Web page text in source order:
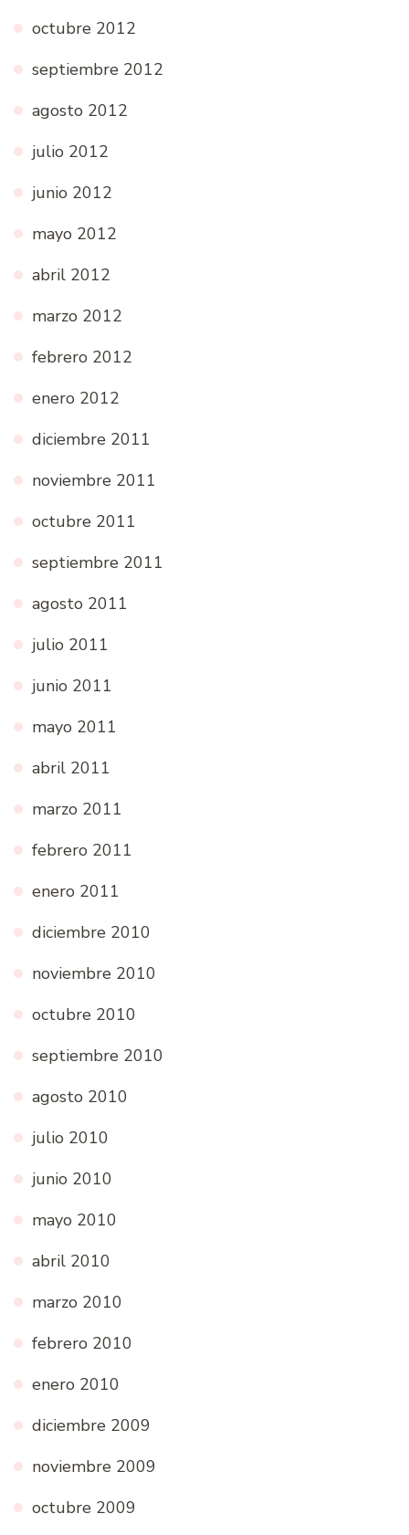
octubre 2012
septiembre 2012
agosto 2012
julio 2012
junio 2012
mayo 2012
abril 2012
marzo 2012
febrero 2012
enero 2012
diciembre 2011
noviembre 2011
octubre 2011
septiembre 2011
agosto 2011
julio 2011
junio 2011
mayo 2011
abril 2011
marzo 2011
febrero 2011
enero 2011
diciembre 2010
noviembre 2010
octubre 2010
septiembre 2010
agosto 2010
julio 2010
junio 2010
mayo 2010
abril 2010
marzo 2010
febrero 2010
enero 2010
diciembre 2009
noviembre 2009
octubre 2009